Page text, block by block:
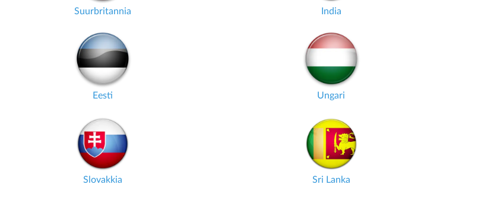
Suurbritannia India
Eesti Ungari
Slovakkia Sri Lanka